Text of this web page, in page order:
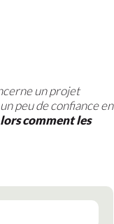
un projet
peu de confiance en
comment les